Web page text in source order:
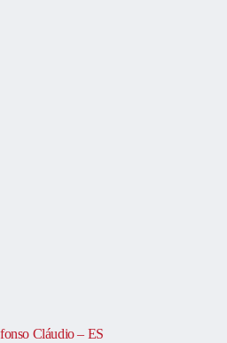
Cláudio – ES